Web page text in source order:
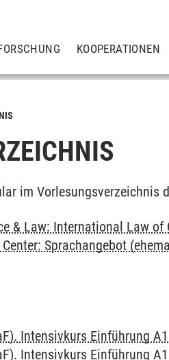
KOOPERATIONEN
im Vorlesungsverzeichnis
& Law: International Law of
Sprachangebot
Intensivkurs Einführung A1
Intensivkurs Einführung